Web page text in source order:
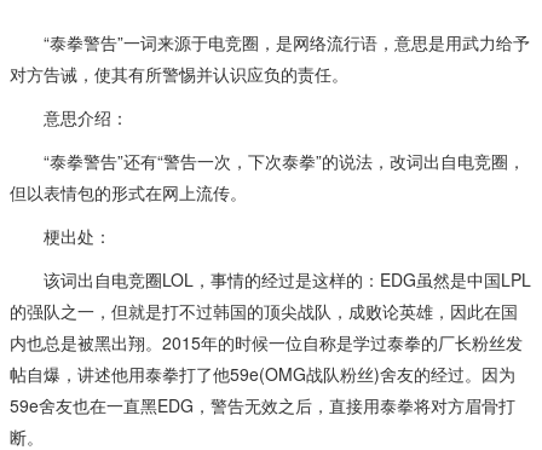
“泰拳警告”一词来源于电竞圈，是网络流行语，意思是用武力给予
对方告诫，使其有所警惕并认识应负的责任。
意思介绍：
“泰拳警告”还有“警告一次，下次泰拳”的说法，改词出自电竞圈，
但以表情包的形式在网上流传。
梗出处：
该词出自电竞圈LOL，事情的经过是这样的：EDG虽然是中国LPL
的强队之一，但就是打不过韩国的顶尖战队，成败论英雄，因此在国
内也总是被黑出翔。2015年的时候一位自称是学过泰拳的厂长粉丝发
帖自爆，讲述他用泰拳打了他59e(OMG战队粉丝)舍友的经过。因为
59e舍友也在一直黑EDG，警告无效之后，直接用泰拳将对方眉骨打
断。